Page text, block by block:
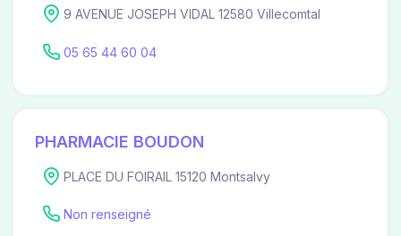
9 AVENUE JOSEPH VIDAL 12580 Villecomtal
05 65 44 60 04
PHARMACIE BOUDON
PLACE DU FOIRAIL 15120 Montsalvy
Non renseigné